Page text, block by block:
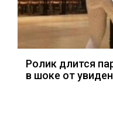
Ролик длится
в шоке от